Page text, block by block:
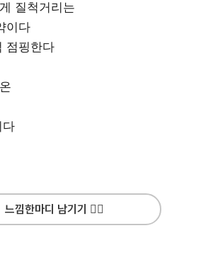
질척거리는
이다
점핑한다
다
느낌한마디 남기기 ✍🏻